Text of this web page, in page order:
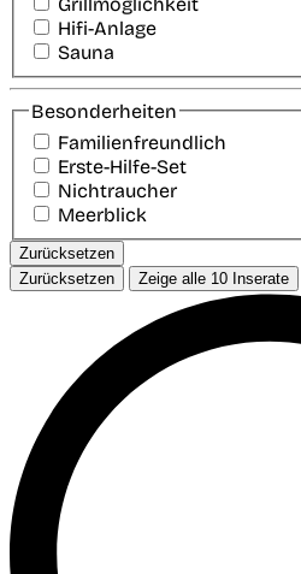
Hifi-Anlage
Sauna
Besonderheiten
Familienfreundlich
Erste-Hilfe-Set
Nichtraucher
Meerblick
Zurücksetzen
Zurücksetzen
Zeige alle 10 Inserate